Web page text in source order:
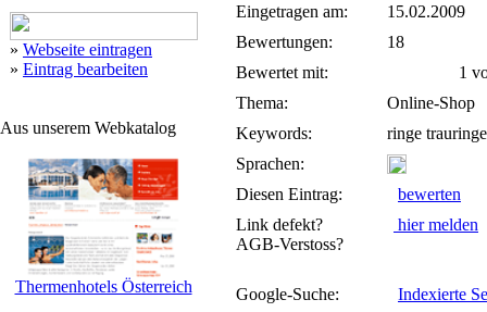
» Webseite eintragen
» Eintrag bearbeiten
Aus unserem Webkatalog
Thermenhotels Österreich
Eingetragen am:
15.02.2009
Bewertungen:
18
Bewertet mit:
1
Thema:
Online-Shop
Keywords:
ringe
Sprachen:
Diesen Eintrag:
bewerten
Link defekt?
AGB-Verstoss?
hier melden
Google-Suche: Indexierte